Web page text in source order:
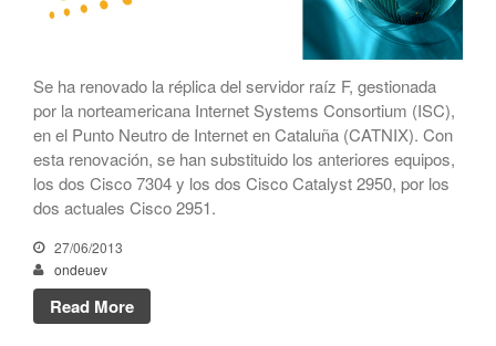
raíz J de DNS
julio 2026
junio 2026
Se ha renovado la réplica del servidor raíz F, gestionada
por la norteamericana Internet Systems Consortium (ISC),
en el Punto Neutro de Internet en Cataluña (CATNIX). Con
esta renovación, se han substituido los anteriores equipos,
los dos Cisco 7304 y los dos Cisco Catalyst 2950, por los
dos actuales Cisco 2951.
27/06/2013
ondeuev
Read More